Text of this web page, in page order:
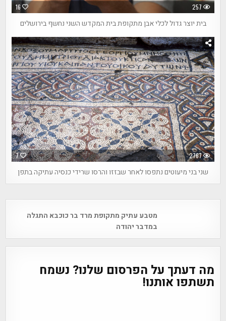
16 257
בית יוצר גדול לכלי אבן מתקופת בית המקדש השני נחשף בירושלים
7 2767
שני בני מיעוטים נתפסו לאחר שבזזו והרסו שרידי כנסיה עתיקה בתפן
navigationמטבע עתיק מתקופת מרד בר כוכבא התגלה
במדבר יהודה
מה דעתך על הפרסום שלנו? נשמח
תשתפו אותנו!